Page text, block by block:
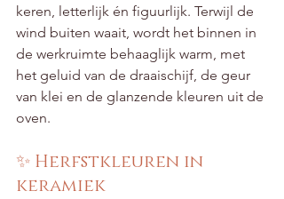
keren, letterlijk én figuurlijk. Terwijl de
wind buiten waait, wordt het binnen in
de werkruimte behaaglijk warm, met
het geluid van de draaischijf, de geur
van klei en de glanzende kleuren uit de
oven.
✨ Herfstkleuren in
keramiek